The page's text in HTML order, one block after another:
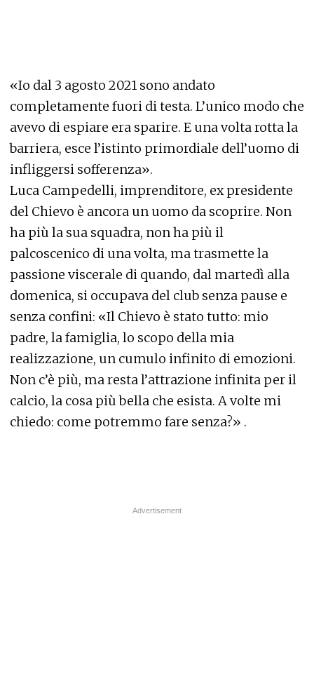
«Io dal 3 agosto 2021 sono andato
completamente fuori di testa. L’unico modo che
avevo di espiare era sparire. E una volta rotta la
barriera, esce l’istinto primordiale dell’uomo di
infliggersi sofferenza».
Luca Campedelli, imprenditore, ex presidente
del Chievo è ancora un uomo da scoprire. Non
ha più la sua squadra, non ha più il
palcoscenico di una volta, ma trasmette la
passione viscerale di quando, dal martedì alla
domenica, si occupava del club senza pause e
senza confini: «Il Chievo è stato tutto: mio
padre, la famiglia, lo scopo della mia
realizzazione, un cumulo infinito di emozioni.
Non c’è più, ma resta l’attrazione infinita per il
calcio, la cosa più bella che esista. A volte mi
chiedo: come potremmo fare senza?» .